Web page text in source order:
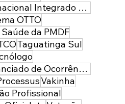
Seminário Internacional Integrado de Segurança Pública e Defesa
OTTO
da PMDF
Taguatinga Sul
Termo Circunstanciado de Ocorrência
Vakinha
Profissional